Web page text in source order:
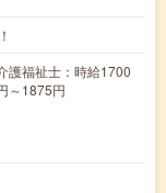
護福祉士：時給1700
～1875円